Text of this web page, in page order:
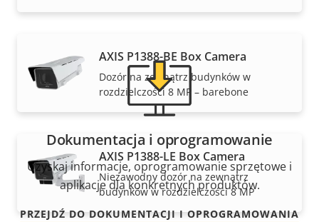
AXIS P1388-BE Box Camera
Dozór na zewnątrz budynków w
rozdzielczości 8 MP – barebone
AXIS P1388-LE Box Camera
Niezawodny dozór na zewnątrz
budynków w rozdzielczości 8 MP
Dokumentacja i oprogramowanie
Uzyskaj informacje, oprogramowanie sprzętowe i
aplikacje dla konkretnych produktów.
PRZEJDŹ DO DOKUMENTACJI I OPROGRAMOWANIA